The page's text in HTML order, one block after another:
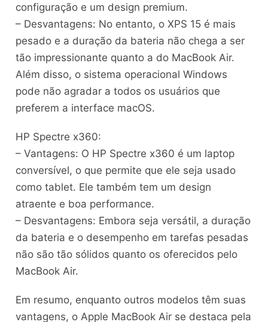
configuração e um design premium.
– Desvantagens: No entanto, o XPS 15 é mais
pesado e a duração da bateria não chega a ser
tão impressionante quanto a do MacBook Air.
Além disso, o sistema operacional Windows
pode não agradar a todos os usuários que
preferem a interface macOS.
HP Spectre x360:
– Vantagens: O HP Spectre x360 é um laptop
conversível, o que permite que ele seja usado
como tablet. Ele também tem um design
atraente e boa performance.
– Desvantagens: Embora seja versátil, a duração
da bateria e o desempenho em tarefas pesadas
não são tão sólidos quanto os oferecidos pelo
MacBook Air.
Em resumo, enquanto outros modelos têm suas
vantagens, o Apple MacBook Air se destaca pela